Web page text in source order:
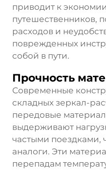
приводит к
путешественников,
расходов и
поврежденных
собой в пути.
Прочность
Современные
складных зеркал-
передовые
выдерживают
частыми поездками,
аналоги. Эти
перепадам